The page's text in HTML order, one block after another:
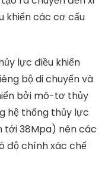
khiển các cơ cấu
lực điều khiển
bộ di chuyển và
bởi mô-tơ thủy
hệ thống thủy lực
tới 38Mpa) nên các
độ chính xác chế